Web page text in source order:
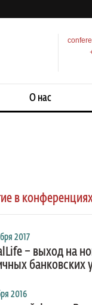
О нас
в
2017
– выход на
банковских
2016